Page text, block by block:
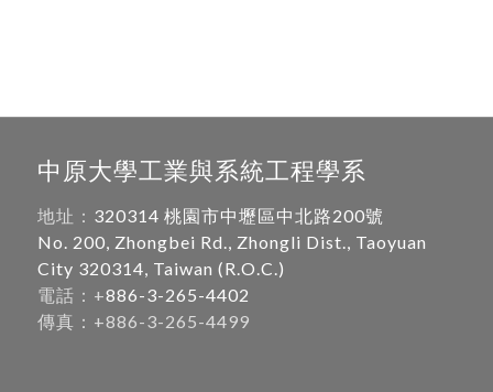
中原大學工業與系統工程學系
地址： 320314 桃園市中壢區中北路200號
No. 200, Zhongbei Rd., Zhongli Dist., Taoyuan
City 320314, Taiwan (R.O.C.)
電話：+886-3-265-4402
傳真：+886-3-265-4499